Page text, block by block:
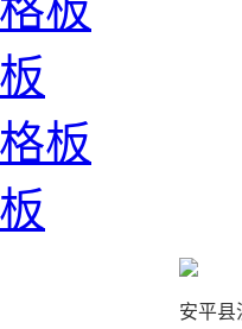
板
板
安平县